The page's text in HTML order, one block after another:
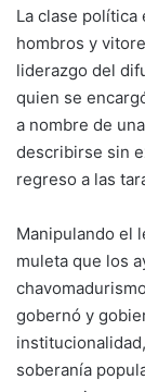
La clase
hombros y
liderazgo del
quien se
a nombre de
describirse sin
regreso a las
Manipulando el
muleta que los
gobernó y
soberanía